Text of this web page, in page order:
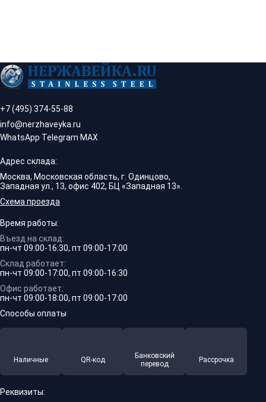
+7 (495) 374-55-88
info@nerzhaveyka.ru
WhatsApp·Telegram·MAX
Адрес склада:
Москва, Московская область, г. Одинцово,
Западная ул., 13, офис 402, БЦ «Западная 13».
Схема проезда
Время работы:
Въезд на склад:
пн-чт 09:00-16:30, пт 09:00-17:00
Склад работает:
пн-чт 09:00-17:00, пт 09:00-16:30
Офис работает:
пн-чт 09:00-18:00, пт 09:00-17:00
Способы оплаты
Наличные QR-код
Банковский
перевод
Рассрочка
Реквизиты: